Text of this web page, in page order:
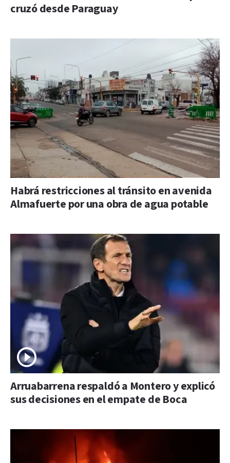
cruzó desde Paraguay
Habrá restricciones al tránsito en avenida
Almafuerte por una obra de agua potable
Arruabarrena respaldó a Montero y explicó
sus decisiones en el empate de Boca